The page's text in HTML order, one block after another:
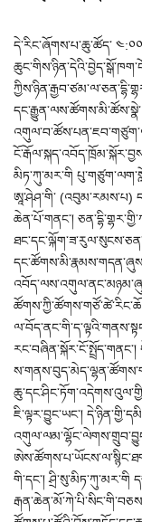
དེ་རིང་ཞོགས་པ་ཆུ་ཚོད་
མིཏ་ཀུ་མར་གི
ཨཱ་ཤེཤ་གི་ (འབུམ་རམས་པ)
ཆེན་པོ་གནང་།
རང་བཞིན་སྐོར་ངོ་སྤྲོད་གནང་།
ཇི་ལྟར་བྱུང་ཡང་།
གི་དང་།